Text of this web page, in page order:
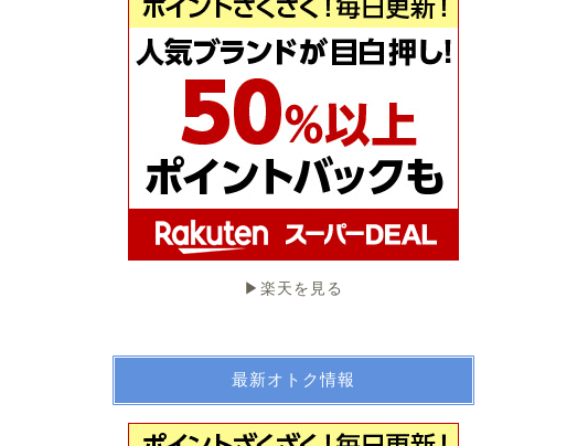
▶︎楽天を見る
最新オトク情報